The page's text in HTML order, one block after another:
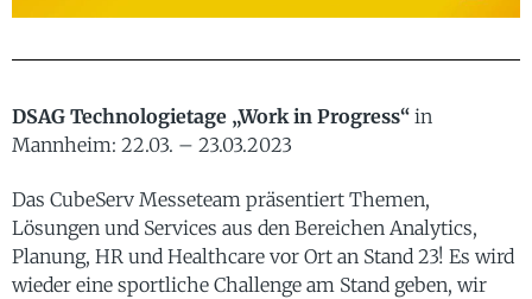
DSAG Technologietage „Work in Progress“ in
Mannheim: 22.03. – 23.03.2023
Das CubeServ Messeteam präsentiert Themen,
Lösungen und Services aus den Bereichen Analytics,
Planung, HR und Healthcare vor Ort an Stand 23! Es wird
wieder eine sportliche Challenge am Stand geben, wir